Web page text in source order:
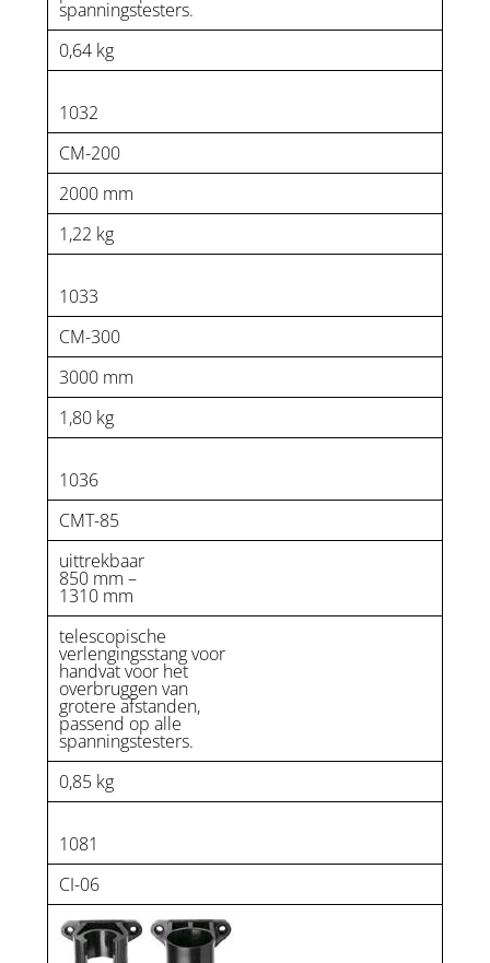
spanningstesters.
0,64 kg
1032
CM-200
2000 mm
1,22 kg
1033
CM-300
3000 mm
1,80 kg
1036
CMT-85
uittrekbaar
850 mm –
1310 mm
telescopische
verlengingsstang voor
handvat voor het
overbruggen van
grotere afstanden,
passend op alle
spanningstesters.
0,85 kg
1081
CI-06